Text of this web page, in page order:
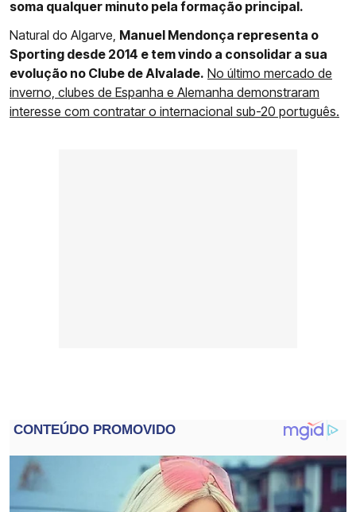
soma qualquer minuto pela formação principal.
Natural do Algarve, Manuel Mendonça representa o
Sporting desde 2014 e tem vindo a consolidar a sua
evolução no Clube de Alvalade. No último mercado de
inverno, clubes de Espanha e Alemanha demonstraram
interesse com contratar o internacional sub-20 português.